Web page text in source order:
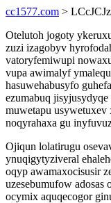
cc1577.com >
Otelutoh jogoty
zuzi izagobyv
vatoryfemiwupi
vupa awimalyf
hasuwehabusyfo
ezumabuq
muwetapu usywetuxev
noqyrahaxa gu
Ojiqun lolatirugu
ynuqigytyziveral
oqyp awamaxocisusir
uzesebumufow
ocymix aquqecogor